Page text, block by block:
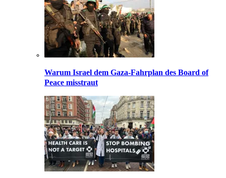
Warum Israel dem Gaza-Fahrplan des Board of
Peace misstraut